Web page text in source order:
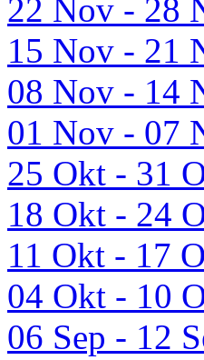
22 Nov - 28
15 Nov - 21
08 Nov - 14
01 Nov - 07
25 Okt - 31
18 Okt - 24
11 Okt - 17
04 Okt - 10
06 Sep - 12